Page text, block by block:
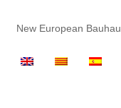
New European